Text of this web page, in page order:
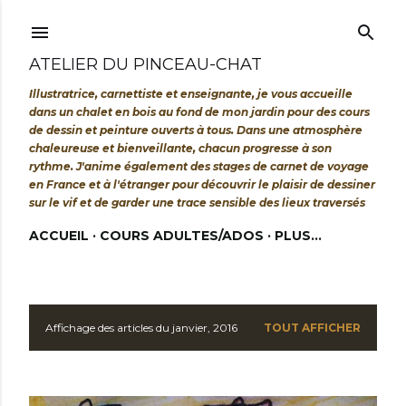
ATELIER DU PINCEAU-CHAT
Illustratrice, carnettiste et enseignante, je vous accueille
dans un chalet en bois au fond de mon jardin pour des cours
de dessin et peinture ouverts à tous. Dans une atmosphère
chaleureuse et bienveillante, chacun progresse à son
rythme. J'anime également des stages de carnet de voyage
en France et à l'étranger pour découvrir le plaisir de dessiner
sur le vif et de garder une trace sensible des lieux traversés
ACCUEIL COURS ADULTES/ADOS PLUS…
AAffichage des articles du janvier, 2016 TOUT AFFICHER